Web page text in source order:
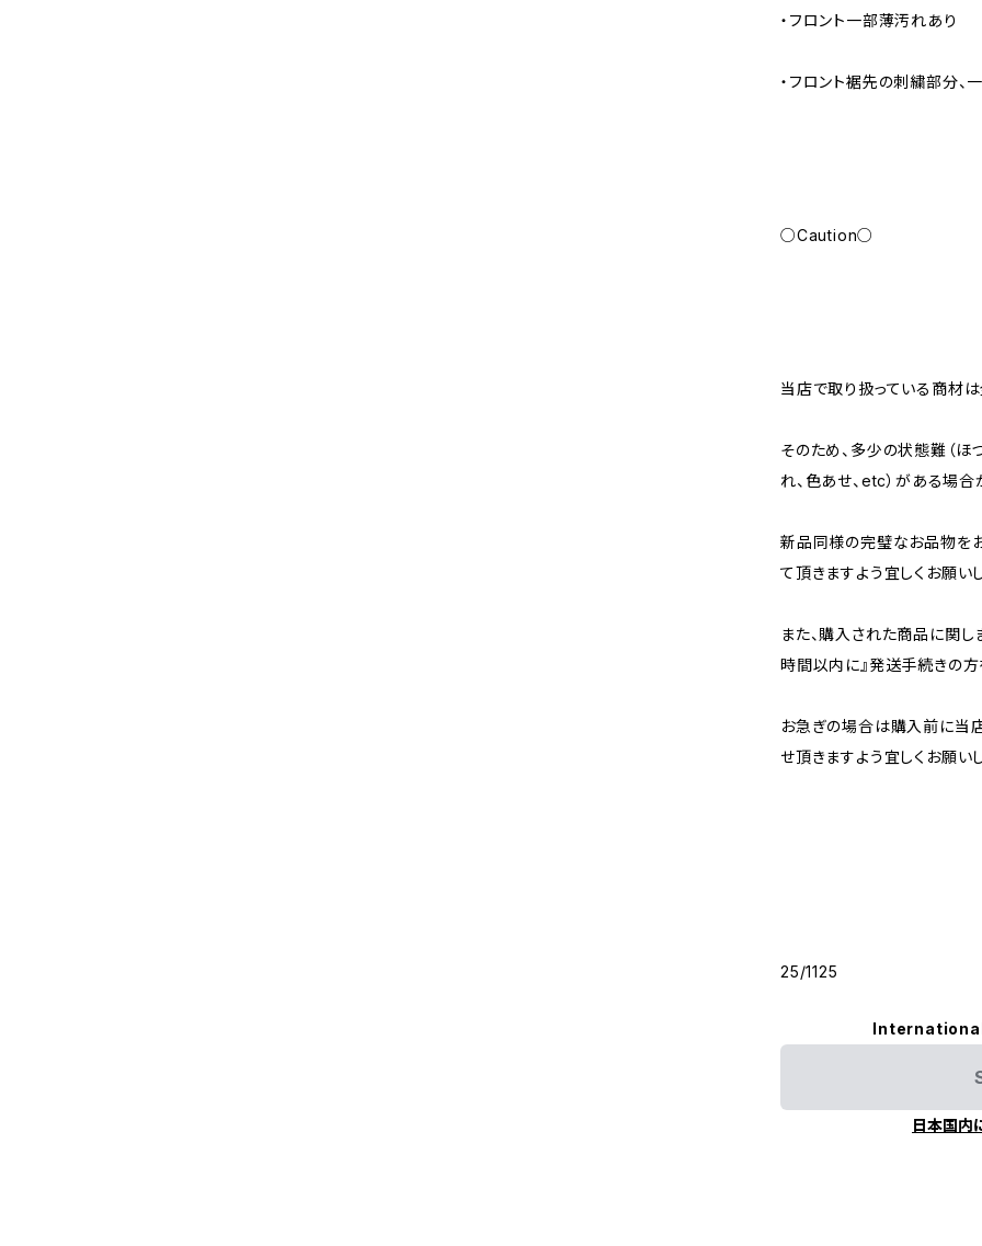
・フロント一部薄汚れあり
・フロント裾先の刺繍部分、
○Caution○
当店で取り扱っている商材は
そのため、多少の状態難（ほ
れ、色あせ、etc）がある場合
新品同様の完璧なお品物を
て頂きますよう宜しくお願いし
また、購入された商品に関し
時間以内に』発送手続きの方
お急ぎの場合は購入前に当
せ頂きますよう宜しくお願いし
25/1125
日本国内